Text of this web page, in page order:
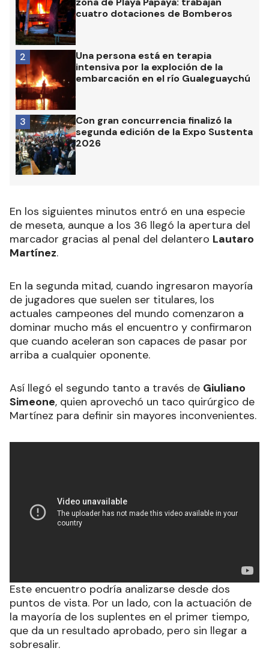
cuatro dotaciones de Bomberos
Una persona está en terapia
intensiva por la exploción de la
embarcación en el río Gualeguaychú
2
Con gran concurrencia finalizó la
segunda edición de la Expo Sustenta
2026
3
En los siguientes minutos entró en una especie
de meseta, aunque a los 36 llegó la apertura del
marcador gracias al penal del delantero Lautaro
Martínez.
En la segunda mitad, cuando ingresaron mayoría
de jugadores que suelen ser titulares, los
actuales campeones del mundo comenzaron a
dominar mucho más el encuentro y confirmaron
que cuando aceleran son capaces de pasar por
arriba a cualquier oponente.
Así llegó el segundo tanto a través de Giuliano
Simeone, quien aprovechó un taco quirúrgico de
Martínez para definir sin mayores inconvenientes.
Este encuentro podría analizarse desde dos
puntos de vista. Por un lado, con la actuación de
la mayoría de los suplentes en el primer tiempo,
que da un resultado aprobado, pero sin llegar a
sobresalir.